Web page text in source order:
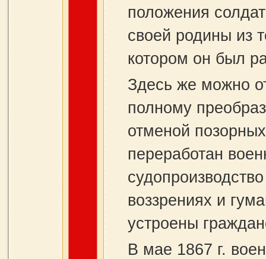
положения
своей родины из
котором он был
Здесь же можно
полному
отменой
переработан
воззрениях и
устроены
В мае 1867 г.